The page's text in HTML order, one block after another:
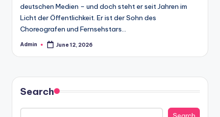
deutschen Medien – und doch steht er seit Jahren im
Licht der Öffentlichkeit. Er ist der Sohn des
Choreografen und Fernsehstars…
Posted
Admin June 12, 2026
Search